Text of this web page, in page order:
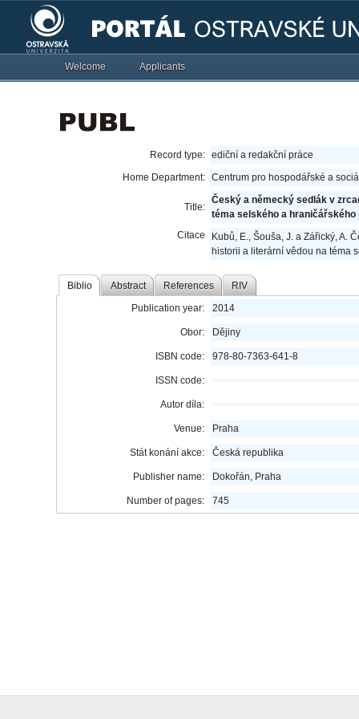
Welcome Applicants
Record type: ediční a redakční práce
Home Department: Centrum pro hospodářské a
Title:
Český a německý sedlák v
téma selského a hraničářského
Citace
Kubů, E., Šouša, J. a Zářický, A.
historii a literární vědou na téma
Biblio Abstract References RIV
Publication year: 2014
Obor: Dějiny
ISBN code: 978-80-7363-641-8
ISSN code:
Autor díla:
Venue: Praha
Stát konání akce: Česká republika
Publisher name: Dokořán, Praha
Number of pages: 745